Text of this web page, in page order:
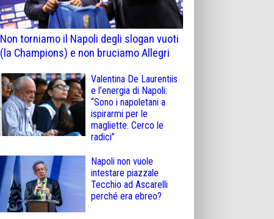
Non torniamo il Napoli degli slogan vuoti
(la Champions) e non bruciamo Allegri
Valentina De Laurentiis
e l’energia di Napoli:
“Sono i napoletani a
ispirarmi per le
magliette. Cerco le
radici”
Napoli non vuole
intestare piazzale
Tecchio ad Ascarelli
perché era ebreo?